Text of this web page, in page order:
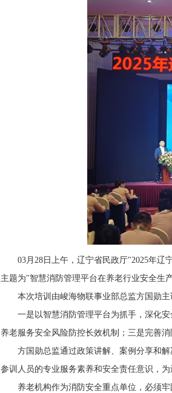
03月28日上午，辽宁省民政厅"2025年
主题为"智慧消防管理平台在养老行业安全生
本次培训由峻海物联事业部总监方国勋
一是以智慧消防管理平台为抓手，深化
养老服务安全风险防控长效机制；三是完善
方国勋总监通过政策讲解、案例分享和
参训人员的专业服务素养和安全责任意识，
养老机构作为消防安全重点单位，必须